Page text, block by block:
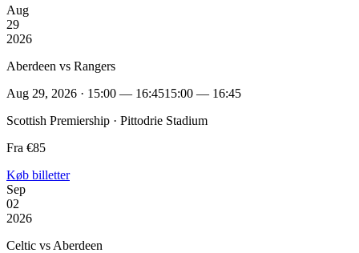
Aug
29
2026
Aberdeen vs Rangers
Aug 29, 2026 · 15:00 — 16:4515:00 — 16:45
Scottish Premiership · Pittodrie Stadium
Fra €85
Køb billetter
Sep
02
2026
Celtic vs Aberdeen